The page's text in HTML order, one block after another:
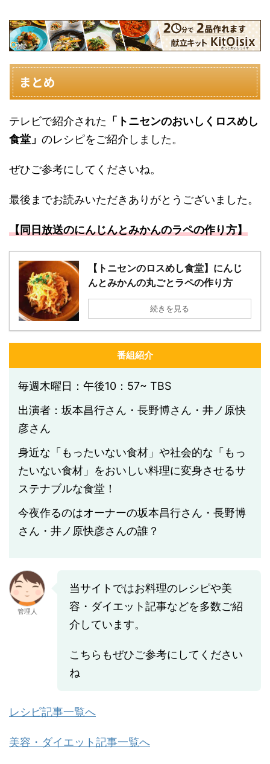
まとめ
テレビで紹介された 「トニセンのおいしくロスめし
食堂」 のレシピをご紹介しました。
ぜひご参考にしてくださいね。
最後までお読みいただきありがとうございました。
【同日放送のにんじんとみかんのラペの作り方】
【トニセンのロスめし食堂】にんじ
んとみかんの丸ごとラペの作り方
続きを見る
番組紹介
毎週木曜日：午後10：57~ TBS
出演者：坂本昌行さん・長野博さん・井ノ原快
彦さん
身近な「もったいない食材」や社会的な「もっ
たいない食材」をおいしい料理に変身させるサ
ステナブルな食堂！
今夜作るのはオーナーの坂本昌行さん・長野博
さん・井ノ原快彦さんの誰？
管理人
当サイトではお料理のレシピや美
容・ダイエット記事などを多数ご紹
介しています。
こちらもぜひご参考にしてください
ね
レシピ記事一覧へ
美容・ダイエット記事一覧へ